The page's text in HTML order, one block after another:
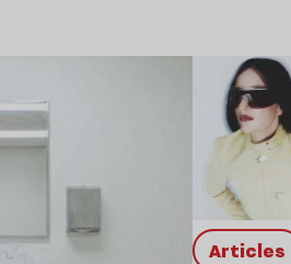
Articles